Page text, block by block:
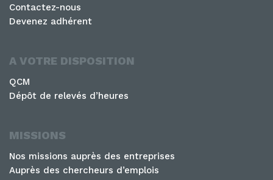
Contactez-nous
Devenez adhérent
A VOTRE DISPOSITION
QCM
Dépôt de relevés d’heures
MISSIONS
Nos missions auprès des entreprises
Auprès des chercheurs d’emplois